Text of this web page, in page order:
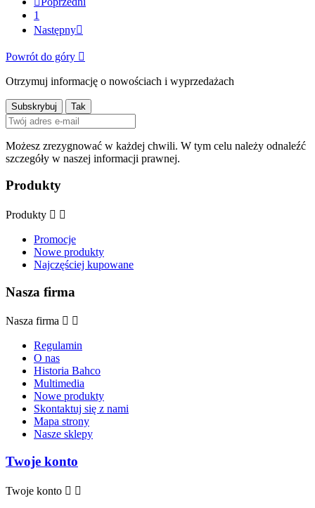
1
Następny
Powrót do góry 
Otrzymuj informację o nowościach i wyprzedażach
Możesz zrezygnować w każdej chwili. W tym celu należy odnaleźć
szczegóły w naszej informacji prawnej.
Produkty
Produkty  
Promocje
Nowe produkty
Najczęściej kupowane
Nasza firma
Nasza firma  
Regulamin
O nas
Historia Bahco
Multimedia
Nowe produkty
Skontaktuj się z nami
Mapa strony
Nasze sklepy
Twoje konto
Twoje konto  